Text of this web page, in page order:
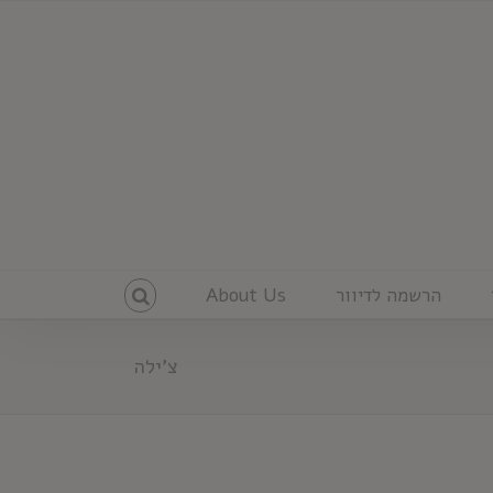
הרשמה לדיוור About Us
צ'ילה